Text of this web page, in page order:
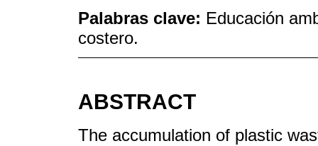
Palabras clave: Educación
costero.
ABSTRACT
The accumulation of plastic